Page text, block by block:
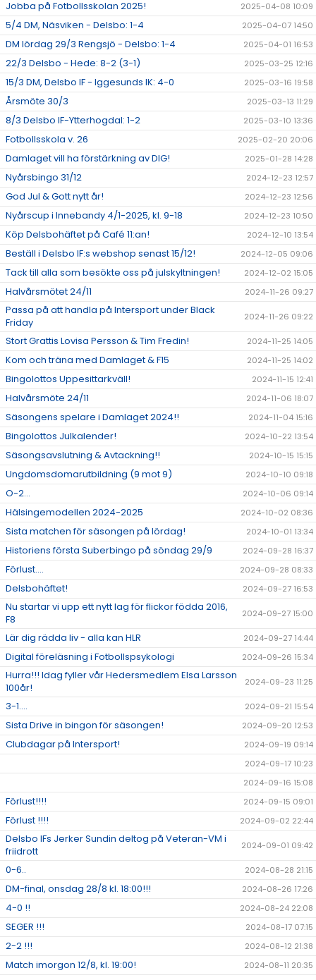
Jobba på Fotbollsskolan 2025! 2025-04-08 10:09
5/4 DM, Näsviken - Delsbo: 1-4 2025-04-07 14:50
DM lördag 29/3 Rengsjö - Delsbo: 1-4 2025-04-01 16:53
22/3 Delsbo - Hede: 8-2 (3-1) 2025-03-25 12:16
15/3 DM, Delsbo IF - Iggesunds IK: 4-0 2025-03-16 19:58
Årsmöte 30/3 2025-03-13 11:29
8/3 Delsbo IF-Ytterhogdal: 1-2 2025-03-10 13:36
Fotbollsskola v. 26 2025-02-20 20:06
Damlaget vill ha förstärkning av DIG! 2025-01-28 14:28
Nyårsbingo 31/12 2024-12-23 12:57
God Jul & Gott nytt år! 2024-12-23 12:56
Nyårscup i Innebandy 4/1-2025, kl. 9-18 2024-12-23 10:50
Köp Delsbohäftet på Café 11:an! 2024-12-10 13:54
Beställ i Delsbo IF:s webshop senast 15/12! 2024-12-05 09:06
Tack till alla som besökte oss på julskyltningen! 2024-12-02 15:05
Halvårsmötet 24/11 2024-11-26 09:27
Passa på att handla på Intersport under Black
Friday
2024-11-26 09:22
Stort Grattis Lovisa Persson & Tim Fredin! 2024-11-25 14:05
Kom och träna med Damlaget & F15 2024-11-25 14:02
Bingolottos Uppesittarkväll! 2024-11-15 12:41
Halvårsmöte 24/11 2024-11-06 18:07
Säsongens spelare i Damlaget 2024!! 2024-11-04 15:16
Bingolottos Julkalender! 2024-10-22 13:54
Säsongsavslutning & Avtackning!! 2024-10-15 15:15
Ungdomsdomarutbildning (9 mot 9) 2024-10-10 09:18
O-2... 2024-10-06 09:14
Hälsingemodellen 2024-2025 2024-10-02 08:36
Sista matchen för säsongen på lördag! 2024-10-01 13:34
Historiens första Suberbingo på söndag 29/9 2024-09-28 16:37
Förlust.... 2024-09-28 08:33
Delsbohäftet! 2024-09-27 16:53
Nu startar vi upp ett nytt lag för flickor födda 2016,
F8
2024-09-27 15:00
Lär dig rädda liv - alla kan HLR 2024-09-27 14:44
Digital föreläsning i Fotbollspsykologi 2024-09-26 15:34
Hurra!!! Idag fyller vår Hedersmedlem Elsa Larsson
100år!
2024-09-23 11:25
3-1.... 2024-09-21 15:54
Sista Drive in bingon för säsongen! 2024-09-20 12:53
Clubdagar på Intersport!
2024-09-19 09:14
2024-09-17 10:23
2024-09-16 15:08
Förlust!!!! 2024-09-15 09:01
Förlust !!!! 2024-09-02 22:44
Delsbo IFs Jerker Sundin deltog på Veteran-VM i
friidrott
2024-09-01 09:42
0-6.. 2024-08-28 21:15
DM-final, onsdag 28/8 kl. 18:00!!! 2024-08-26 17:26
4-0 !! 2024-08-24 22:08
SEGER !!! 2024-08-17 07:15
2-2 !!! 2024-08-12 21:38
Match imorgon 12/8, kl. 19:00! 2024-08-11 20:35